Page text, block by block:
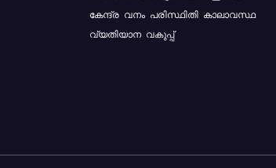
കേന്ദ്ര വനം പരിസ്ഥിതി കാലാവസ്ഥ
വ്യതിയാന വകുപ്പ്